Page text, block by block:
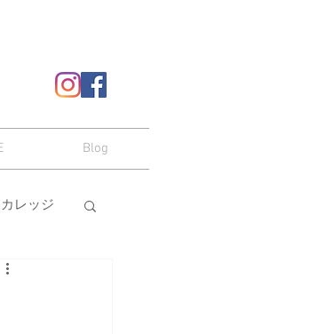
Blog
レッジ